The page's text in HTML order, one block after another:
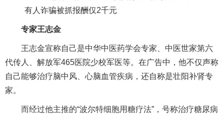
专家王志金
王志金宣称自己是中华中医药学会专家、中医世家第六
代传人、解放军465医院少校军医等。在广告中，他不仅声称
自己能够治疗脑中风、心脑血管疾病，还自称是壮阳补肾专
家。
而经过他主推的“波尔特细胞用糖疗法”，号称治疗糖尿病